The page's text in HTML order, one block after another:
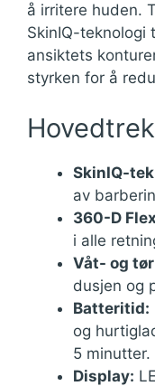
å irritere huden.
SkinIQ-teknologi
ansiktets
styrken for å
SkinIQ-
av
360-D
i alle
Våt- og
dusjen og
Batteritid:
og
5 minutter.
Display: